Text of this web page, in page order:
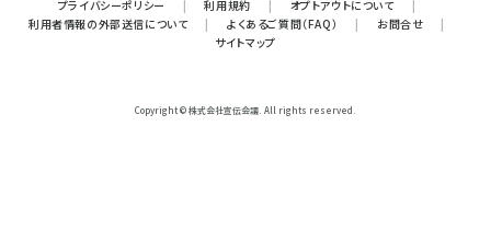
プライバシーポリシー
| 利用規約 | オプトアウトについて
|
利用者情報の外部送信について
| よくあるご質問（FAQ） | お問合せ
|
サイトマップ
Copyright © 株式会社宣伝会議. All rights reserved.